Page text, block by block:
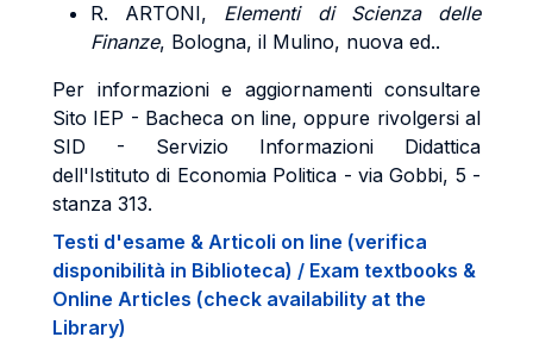
R. ARTONI, Elementi di Scienza delle
Finanze, Bologna, il Mulino, nuova ed..
Per informazioni e aggiornamenti consultare
Sito IEP - Bacheca on line, oppure rivolgersi al
SID - Servizio Informazioni Didattica
dell'Istituto di Economia Politica - via Gobbi, 5 -
stanza 313.
Testi d'esame & Articoli on line (verifica
disponibilità in Biblioteca) / Exam textbooks &
Online Articles (check availability at the
Library)